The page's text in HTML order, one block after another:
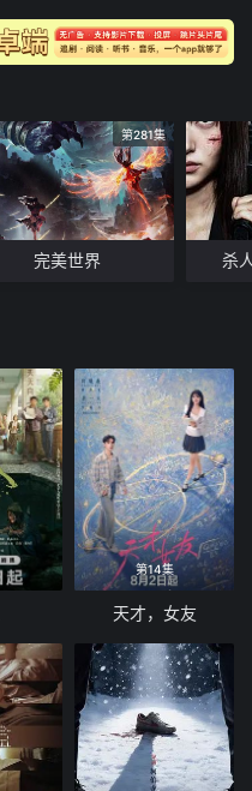
第281集
完美世界 杀
第14集
天才，女友